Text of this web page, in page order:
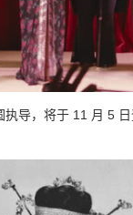
导，将于 11 月 5